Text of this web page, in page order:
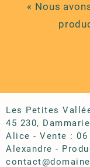
« Nous
Les Petites
45 230,
Alice - Vente : 06
Alexandre -